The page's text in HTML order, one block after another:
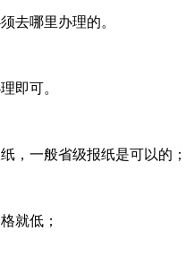
去哪里办理的。
即可。
，一般省级报纸是可以的；
就低；